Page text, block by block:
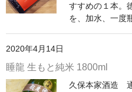
綿屋 金の井酒造（宮城県栗
大七 大七酒造（福島県二本
宗玄 宗玄酒造（石川県珠洲
すすめの１本。
を、加水、一度
2020年4月14日
睡龍 生もと純米 1800ml
久保本家酒造